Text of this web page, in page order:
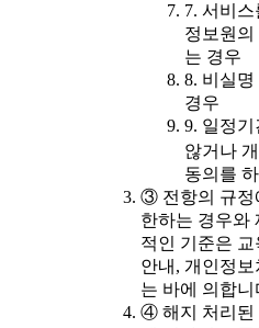
7. 서비
정보원
는 경우
8. 비실
경우
9. 일정기
않거나
동의를
③ 전항의 규정
한하는 경우와
적인 기준은
안내, 개인정
는 바에 의합니
④ 해지 처리된